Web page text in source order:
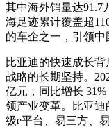
其中海外销量达91.7
海足迹累计覆盖超
的车企之一，引领中
比亚迪的快速成长背
战略的长期坚持。
亿元，同比增长
领产业变革。比亚
级e平台、易三方、